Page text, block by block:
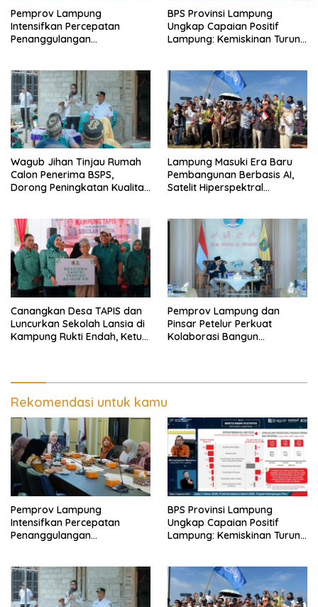
Pemprov Lampung
Intensifkan Percepatan
Penanggulangan
BPS Provinsi Lampung
Ungkap Capaian Positif
Lampung: Kemiskinan Turun,
Wagub Jihan Tinjau Rumah
Calon Penerima BSPS,
Dorong Peningkatan Kualitas
Lampung Masuki Era Baru
Pembangunan Berbasis AI,
Satelit Hiperspektral
Canangkan Desa TAPIS dan
Luncurkan Sekolah Lansia di
Kampung Rukti Endah, Ketua
Pemprov Lampung dan
Pinsar Petelur Perkuat
Kolaborasi Bangun
Rekomendasi untuk kamu
Pemprov Lampung
Intensifkan Percepatan
Penanggulangan
BPS Provinsi Lampung
Ungkap Capaian Positif
Lampung: Kemiskinan Turun,